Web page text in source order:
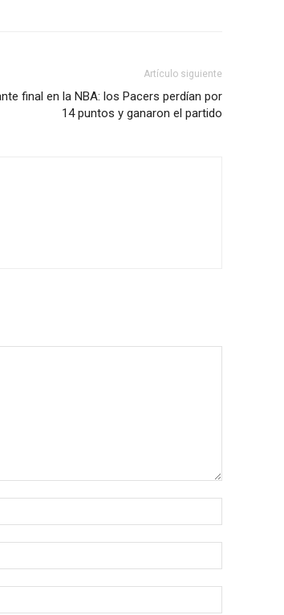
Artículo siguiente
final en la NBA: los Pacers perdían por
14 puntos y ganaron el partido